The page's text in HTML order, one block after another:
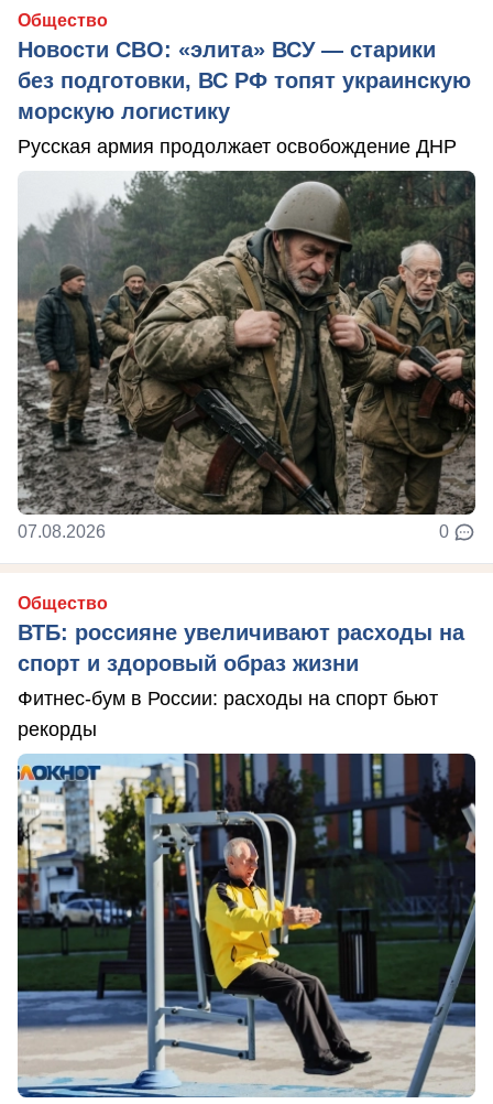
Общество
Новости СВО: «элита» ВСУ — старики
без подготовки, ВС РФ топят украинскую
морскую логистику
Русская армия продолжает освобождение ДНР
07.08.2026 0
Общество
ВТБ: россияне увеличивают расходы на
спорт и здоровый образ жизни
Фитнес-бум в России: расходы на спорт бьют
рекорды